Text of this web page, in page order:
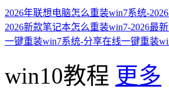
2026年联想电脑怎么重装win7系统-
2026新款笔记本怎么重装win7-2026最
一键重装win7系统-分享在线一键重装
win10教程 更多